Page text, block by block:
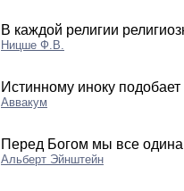
В каждой религии
Ницше Ф.В.
Истинному иноку
Аввакум
Перед Богом мы все
Альберт Эйнштейн